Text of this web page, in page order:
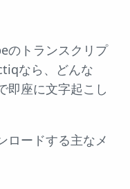
のトランスクリプ
なら、どんな
即座に文字起こし
ロードする主なメ